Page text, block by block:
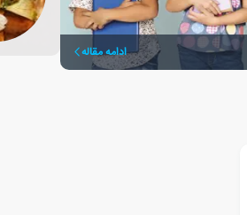
ادامه مقاله